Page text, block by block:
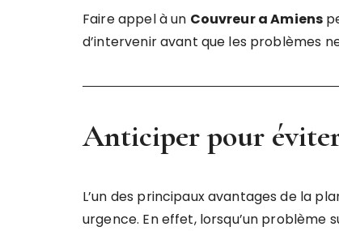
Faire appel à un Couvreur a Amiens
d’intervenir avant que les problèmes
Anticiper pour éviter
L’un des principaux avantages de la
urgence. En effet, lorsqu’un